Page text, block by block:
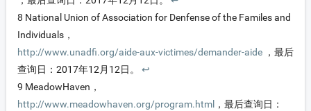
8 National Union of Association for Denfense of the Familes and
Individuals，
http://www.unadfi.org/aide-aux-victimes/demander-aide，最后
查询日：2017年12月12日。
↩
9 MeadowHaven，
http://www.meadowhaven.org/program.html ，最后查询日：